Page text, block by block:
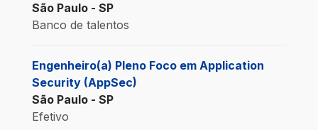
São Paulo - SP
Banco de talentos
Engenheiro(a) Pleno Foco em Application
Security (AppSec)
São Paulo - SP
Efetivo